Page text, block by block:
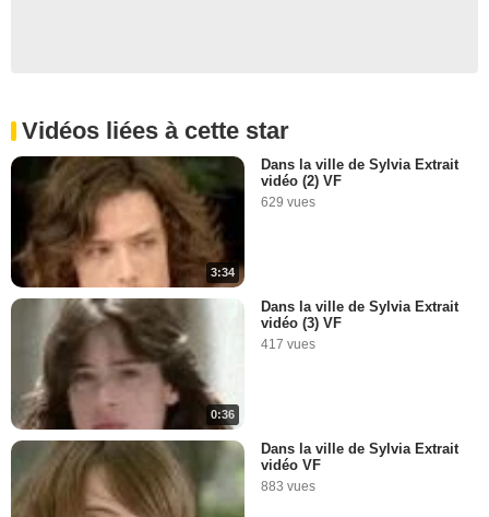
Vidéos liées à cette star
3:34
Dans la ville de Sylvia Extrait
vidéo (2) VF
629 vues
0:36
Dans la ville de Sylvia Extrait
vidéo (3) VF
417 vues
Dans la ville de Sylvia Extrait
vidéo VF
883 vues